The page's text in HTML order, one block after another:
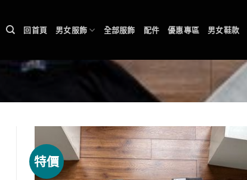
回首頁 男女服飾 全部服飾 配件 優惠專區 男女鞋款
特價